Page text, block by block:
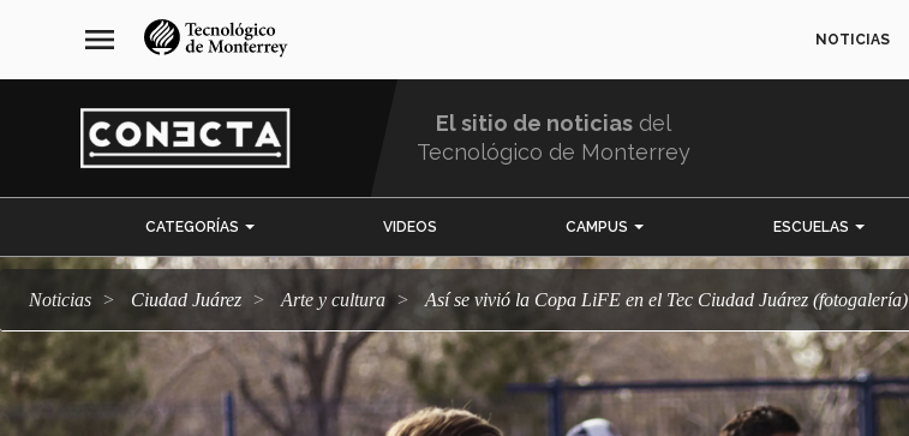
navegación
principal
menu NOTICIAS
El sitio de noticias del
Tecnológico de Monterrey
CATEGORÍAS VIDEOS CAMPUS ESCUELAS
Noticias Ciudad Juárez arte y cultura Así se vivió la Copa LiFE en el Tec Ciudad Juárez (fotogalería)